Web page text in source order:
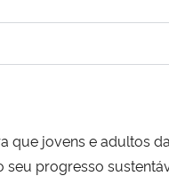
que jovens e adultos
seu progresso